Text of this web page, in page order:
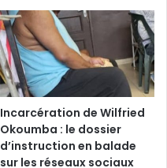
Incarcération de Wilfried
Okoumba : le dossier
d’instruction en balade
sur les réseaux sociaux